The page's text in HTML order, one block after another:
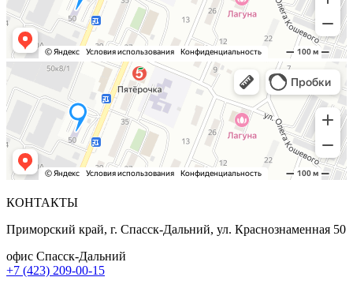
КОНТАКТЫ
Приморский край, г. Спасск-Дальний, ул. Краснознаменная 50
офис Спасск-Дальний
+7 (423) 209-00-15